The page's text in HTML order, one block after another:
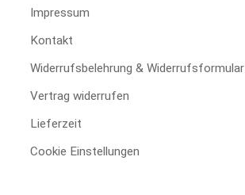
Impressum
Kontakt
Widerrufsbelehrung & Widerrufsformular
Vertrag widerrufen
Lieferzeit
Cookie Einstellungen